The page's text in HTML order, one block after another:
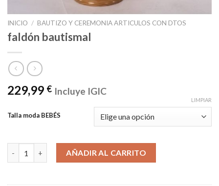
INICIO / BAUTIZO Y CEREMONIA ARTICULOS CON DTOS
faldón bautismal
229,99 € Incluye IGIC
Talla moda BEBÉS
LIMPIAR
faldón bautismal cantidadAÑADIR AL CARRITO